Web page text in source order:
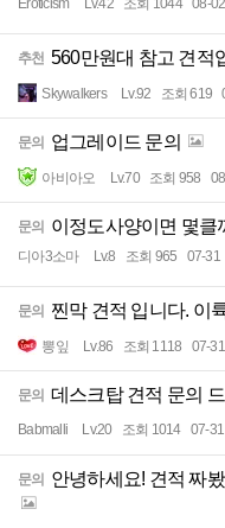
Eroticism Lv.42 조회 1044 08-02
추천 560만원대 참고 견적
Skywalkers Lv.92 조회 619
문의 업그레이드 문의
아비아오 Lv.70 조회 958
문의 이정도사양이면 몇클
디아3소마 Lv.8 조회 965 07-31
문의 찐막 견적 입니다. 이
뽕잎 Lv.86 조회 1118 07-31
문의 데스크탑 견적 문의
Babmalli Lv.20 조회 1014 07-31
문의 안녕하세요! 견적 짜